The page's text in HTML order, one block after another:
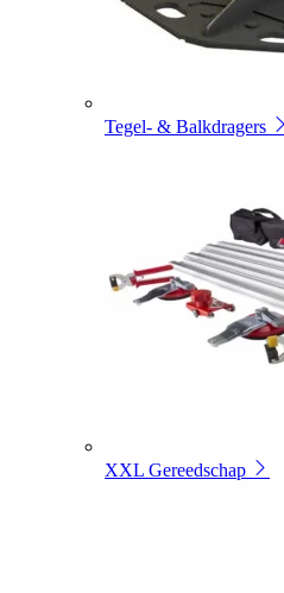
Tegel- & Balkdragers
XXL Gereedschap